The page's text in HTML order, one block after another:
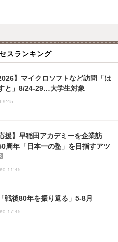
スランキング
】マイクロソフトなど訪問「は
と」8/24-29…大学生対象
9:45
援】早稲田アカデミーを企業訪
周年「日本一の塾」を目指すアツ
11:45
戦後80年を振り返る」5-8月
17:45